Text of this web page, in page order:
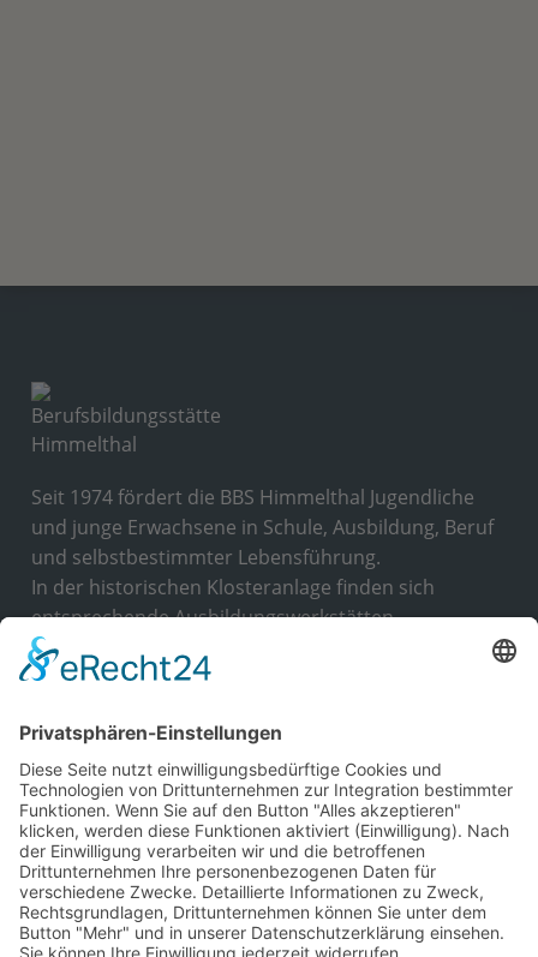
Seit 1974 fördert die BBS Himmelthal Jugendliche
und junge Erwachsene in Schule, Ausbildung, Beruf
und selbstbestimmter Lebensführung.
In der historischen Klosteranlage finden sich
entsprechende Ausbildungswerkstätten,
Unterrichtsräume und ein Wohnbereich.
Wir habendie Trägerzulassung nach AZAV
durch die DeuZert GmbH.
KONTAKT
BBS Himmelthal
Kloster Himmelthal 1
63820 Elsenfeld, Deutschland